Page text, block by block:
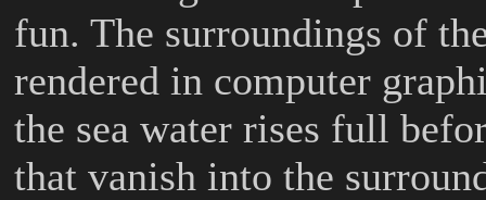
fun. The surroundings of
rendered in computer
the sea water rises full
that vanish into the